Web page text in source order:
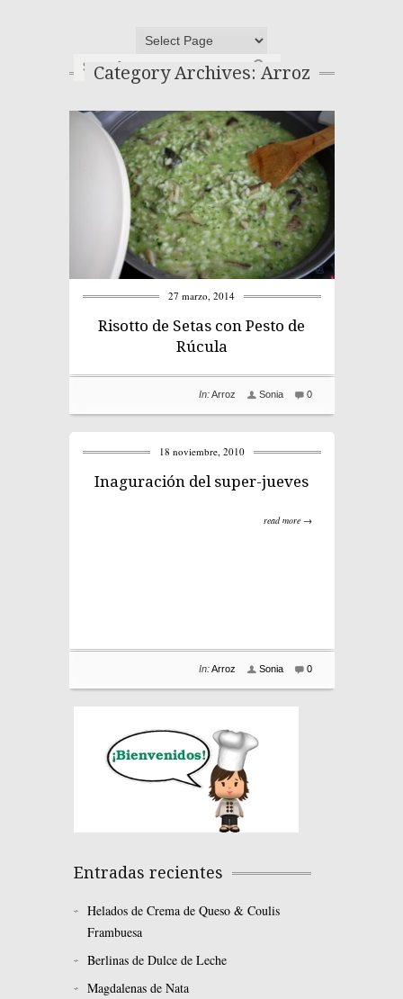
Category Archives: Arroz
27 marzo, 2014
Risotto de Setas con Pesto de
Rúcula
0
Sonia
In: Arroz
18 noviembre, 2010
Inaguración del super-jueves
read more →
0
Sonia
In: Arroz
Entradas recientes
Helados de Crema de Queso & Coulis
Frambuesa
Berlinas de Dulce de Leche
Magdalenas de Nata